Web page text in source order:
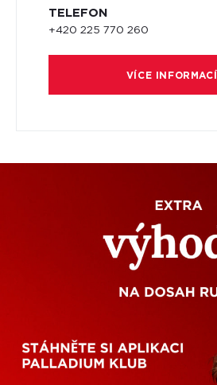
TELEFON
+420 225 770 260
VÍCE INFORMACÍ